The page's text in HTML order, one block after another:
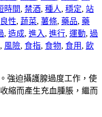
時間, 禁酒, 種人, 穩定, 站
良性, 蔬菜, 薯條, 藥品, 藥
, 造成, 進入, 進行, 運動, 過
, 風險, 食指, 食物, 食用 , 飲
強迫攝護腺過度工作，使
縮而產生充血腫脹，繼而